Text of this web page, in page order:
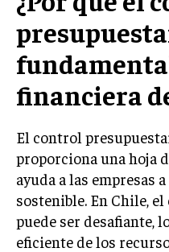
FRANQUICIAS
MARKETING DE
E-COMMERCE
E-COMMERCE Y
ESTRATEGIAS DE
PRECIOS
GESTIÓN DE
EMPRESAS Y
GESTIÓN DE LA
financiera
El control
proporciona una hoja
ayuda a las empresas
sostenible. En Chile,
puede ser desafiante,
eficiente de los